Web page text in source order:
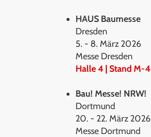
HAUS Baumesse
Dresden
5. - 8. März 2026
Messe Dresden
Halle 4 | Stand M-4
Bau! Messe! NRW!
Dortmund
20. - 22. März 2026
Messe Dortmund